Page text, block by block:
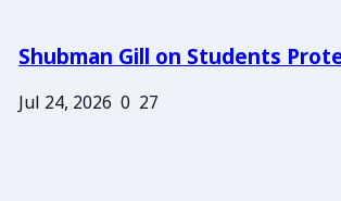
Shubman Gill on Students
Jul 24, 2026 0 27